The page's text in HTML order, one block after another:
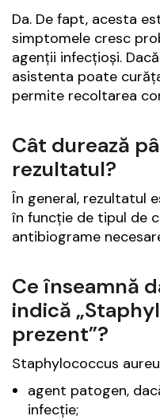
Da. De fapt, acesta
simptomele cresc
agenții infecțioși.
asistenta poate
permite recoltarea
Cât durează
rezultatul?
În general, rezultatul
în funcție de tipul de
antibiograme
Ce înseamnă
indică
prezent”?
Staphylococcus
agent patogen,
infecție;